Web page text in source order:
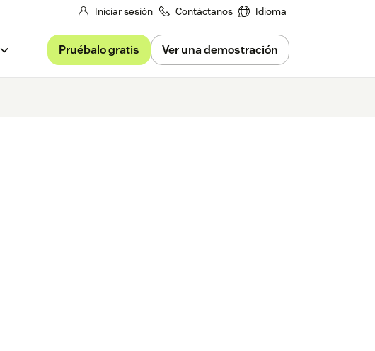
Iniciar sesión Contáctanos Idioma
Pruébalo gratis Ver una demostración